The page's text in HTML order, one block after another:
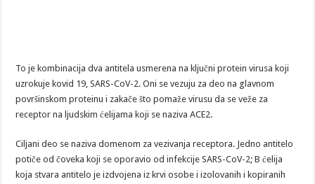
To je kombinacija dva antitela usmerena na ključni protein virusa koji
uzrokuje kovid 19, SARS-CoV-2. Oni se vezuju za deo na glavnom
površinskom proteinu i zakače što pomaže virusu da se veže za
receptor na ljudskim ćelijama koji se naziva ACE2.
Ciljani deo se naziva domenom za vezivanja receptora. Jedno antitelo
potiče od čoveka koji se oporavio od infekcije SARS-CoV-2; B ćelija
koja stvara antitelo je izdvojena iz krvi osobe i izolovanih i kopiranih